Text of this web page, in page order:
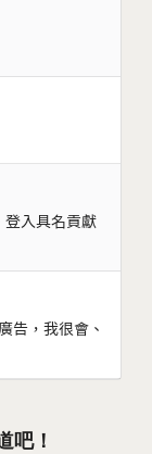
入具名貢獻
告，我很會、
吧！